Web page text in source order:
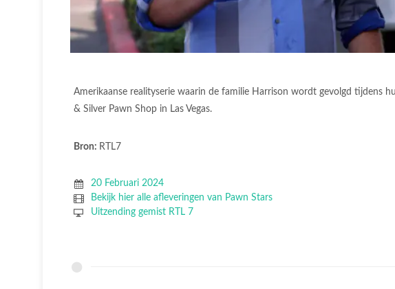
Amerikaanse realityserie waarin de familie Harrison wordt gevolgd tijdens
& Silver Pawn Shop in Las Vegas.
Bron: RTL7
20 Februari 2024
Bekijk hier alle afleveringen van Pawn Stars
Uitzending gemist RTL 7